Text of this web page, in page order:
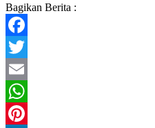
Bagikan Berita :
Facebook
Twitter
Email
WhatsApp